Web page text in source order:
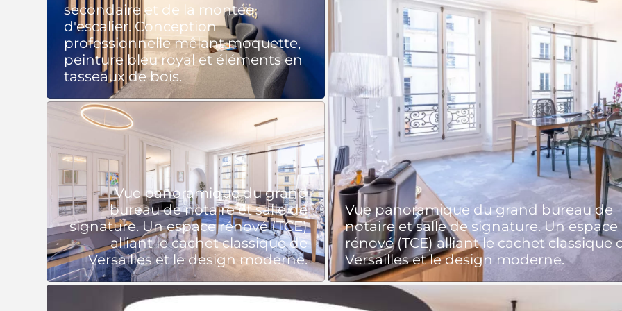
secondaire et de la montée
d'escalier. Conception
professionnelle mêlant moquette,
peinture bleu royal et éléments en
tasseaux de bois.
Vue panoramique du grand bureau de
notaire et salle de signature. Un espace
rénové (TCE) alliant le cachet classique
Versailles et le design moderne.
Vue panoramique du grand
bureau de notaire et salle de
signature. Un espace rénové (TCE)
alliant le cachet classique de
Versailles et le design moderne.